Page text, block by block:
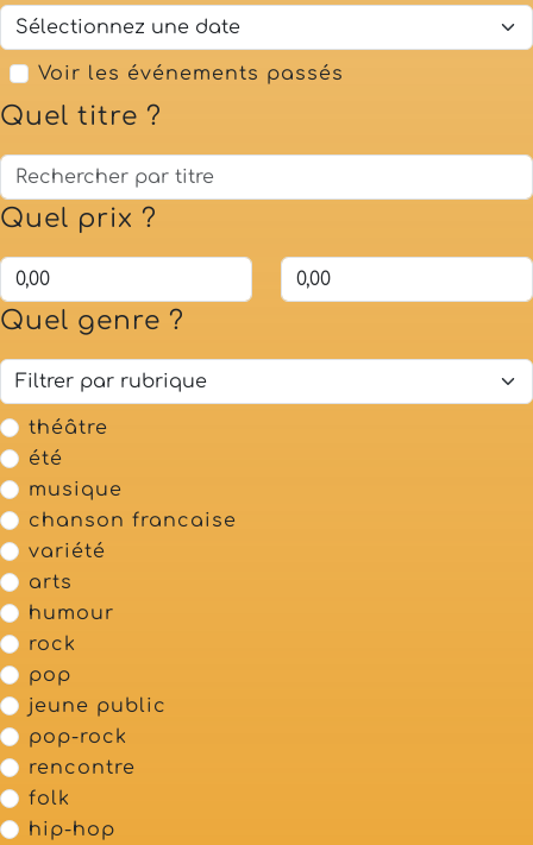
Voir les événements passés
Quel titre ?
Quel prix ?
Quel genre ?
théâtre
été
musique
chanson francaise
variété
arts
humour
rock
pop
jeune public
pop-rock
rencontre
folk
hip-hop